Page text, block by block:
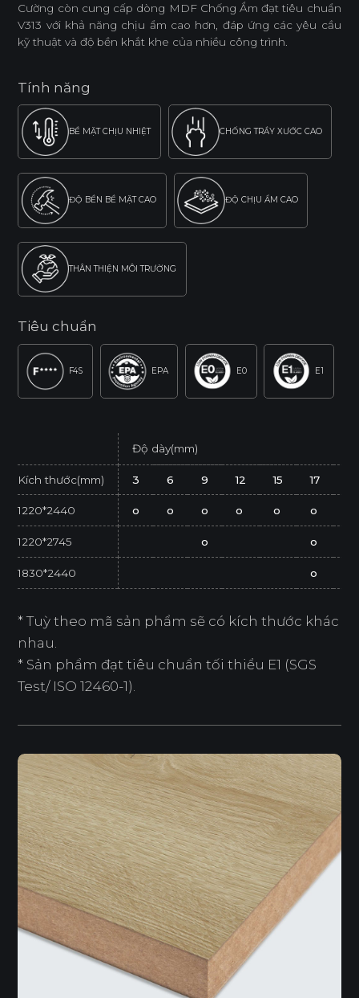
Cường còn cung cấp dòng MDF Chống Ẩm đạt tiêu chuẩn
V313 với khả năng chịu ẩm cao hơn, đáp ứng các yêu cầu
kỹ thuật và độ bền khắt khe của nhiều công trình.
Tính năng
BỀ MẶT CHỊU NHIỆT CHỐNG TRẦY XƯỚC CAO
ĐỘ BỀN BỀ MẶT CAO ĐỘ CHỊU ẨM CAO
THÂN THIỆN MÔI TRƯỜNG
Tiêu chuẩn
F4S EPA E0 E1
Độ dày(mm)
Kích thước(mm) 3 6 9 12 15 17
1220*2440 o o o o o o
1220*2745 o o
1830*2440 o
* Tuỳ theo mã sản phẩm sẽ có kích thước khác
nhau.
* Sản phẩm đạt tiêu chuẩn tối thiểu E1 (SGS
Test/ ISO 12460-1).